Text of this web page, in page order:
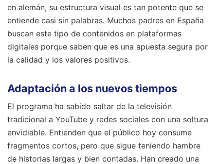
en alemán, su estructura visual es tan potente que se
entiende casi sin palabras. Muchos padres en España
buscan este tipo de contenidos en plataformas
digitales porque saben que es una apuesta segura por
la calidad y los valores positivos.
Adaptación a los nuevos tiempos
El programa ha sabido saltar de la televisión
tradicional a YouTube y redes sociales con una soltura
envidiable. Entienden que el público hoy consume
fragmentos cortos, pero que sigue teniendo hambre
de historias largas y bien contadas. Han creado una